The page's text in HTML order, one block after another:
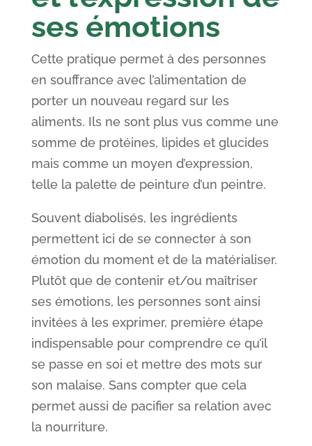
ses émotions
Cette pratique permet à des personnes
en souffrance avec l’alimentation de
porter un nouveau regard sur les
aliments. Ils ne sont plus vus comme une
somme de protéines, lipides et glucides
mais comme un moyen d’expression,
telle la palette de peinture d’un peintre.
Souvent diabolisés, les ingrédients
permettent ici de se connecter à son
émotion du moment et de la matérialiser.
Plutôt que de contenir et/ou maîtriser
ses émotions, les personnes sont ainsi
invitées à les exprimer, première étape
indispensable pour comprendre ce qu’il
se passe en soi et mettre des mots sur
son malaise. Sans compter que cela
permet aussi de pacifier sa relation avec
la nourriture.